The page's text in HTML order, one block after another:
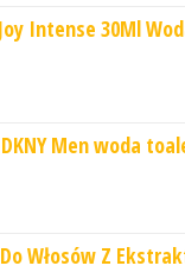
Intense 30Ml
DKNY Men woda
Włosów Z